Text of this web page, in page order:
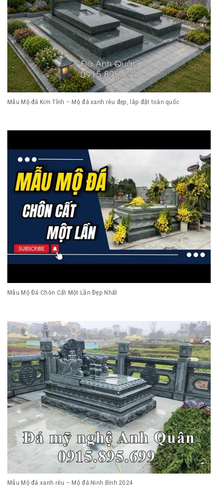
Mẫu Mộ đá Kim Tĩnh – Mộ đá xanh rêu đẹp, lắp đặt toàn quốc
Mẫu Mộ Đá Chôn Cất Một Lần Đẹp Nhất
Mẫu Mộ đá xanh rêu – Mộ đá Ninh Bình 2024